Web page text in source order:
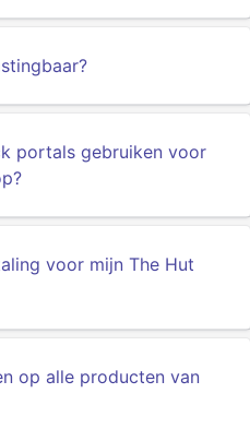
portals gebruiken voor
voor mijn The Hut
op alle producten van